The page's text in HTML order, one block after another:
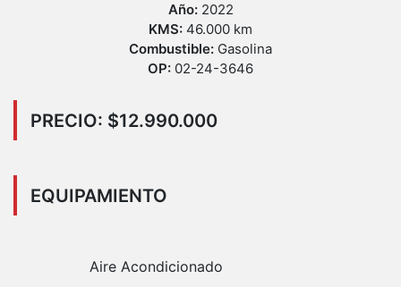
Año: 2022
KMS: 46.000 km
Combustible: Gasolina
OP: 02-24-3646
PRECIO: $12.990.000
EQUIPAMIENTO
Aire Acondicionado